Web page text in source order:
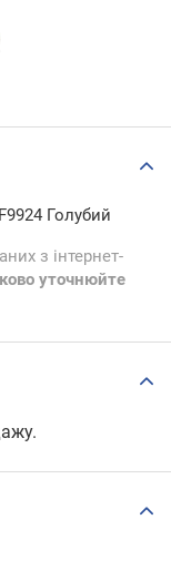
Голубий
з інтернет-
уточнюйте